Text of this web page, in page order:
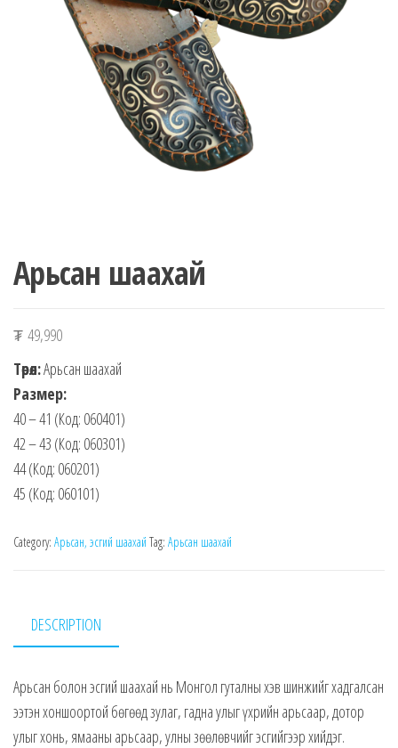
Арьсан шаахай
₮ 49,990
Төрөл:Арьсан шаахай
Размер:
40 – 41 (Код: 060401)
42 – 43 (Код: 060301)
44 (Код: 060201)
45 (Код: 060101)
Category: Арьсан, эсгий шаахай Tag: Арьсан шаахай
DESCRIPTION
Арьсан болон эсгий шаахай нь Монгол гуталны хэв шинжийг хадгалсан
ээтэн хоншоортой бөгөөд зулаг, гадна улыг үхрийн арьсаар, дотор
улыг хонь, ямааны арьсаар, улны зөөлөвчийг эсгийгээр хийдэг.